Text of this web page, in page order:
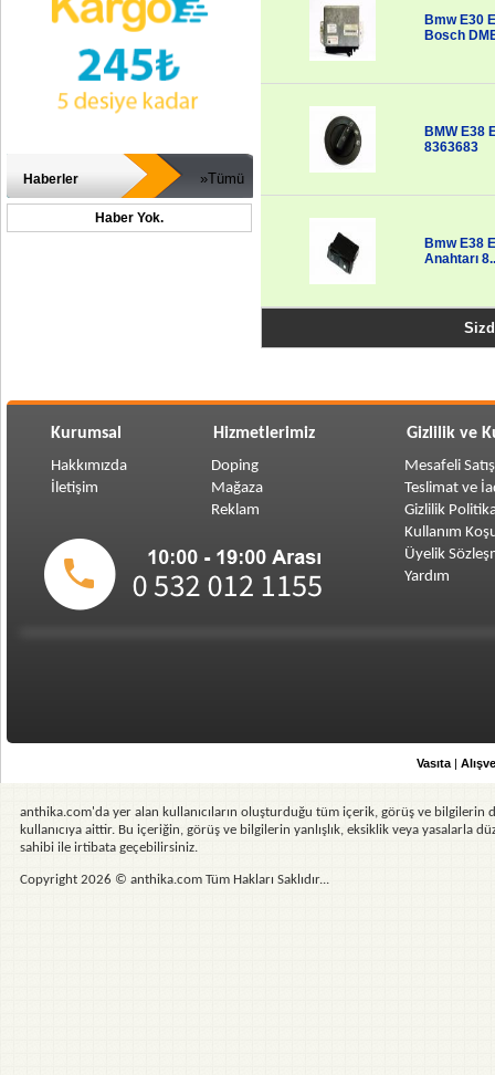
Haberler »Tümü
Haber Yok.
Bmw E30
Bosch
BMW E38
8363683
Bmw E38
Anahtarı
Kurumsal Hizmetlerimiz Gizlilik ve
Hakkımızda
İletişim
Doping
Mağaza
Reklam
Mesafeli
Teslimat ve
Gizlilik
Kullanım
Üyelik
Yardım
anthika.com'da yer alan kullanıcıların oluşturduğu tüm içerik, görüş ve
kullanıcıya aittir. Bu içeriğin, görüş ve bilgilerin yanlışlık, eksiklik veya yasalarla
sahibi ile irtibata geçebilirsiniz.
Copyright 2026 © anthika.com Tüm Hakları Saklıdır...
Vasıta |